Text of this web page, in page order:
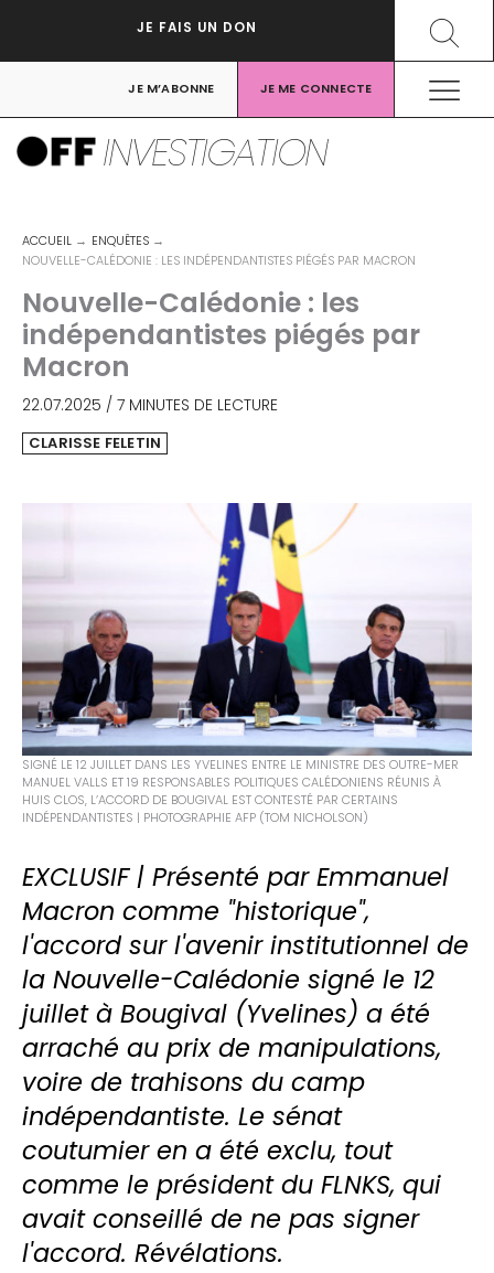
JE FAIS UN DON
JE M’ABONNE JE ME CONNECTE
INVESTIGATION
ACCUEIL
ENQUÊTES
NOUVELLE-CALÉDONIE : LES INDÉPENDANTISTES PIÉGÉS PAR MACRON
Nouvelle-Calédonie : les
indépendantistes piégés par
Macron
22.07.2025 / 7 MINUTES DE LECTURE
CLARISSE FELETIN
SIGNÉ LE 12 JUILLET DANS LES YVELINES ENTRE LE MINISTRE DES OUTRE-MER
MANUEL VALLS ET 19 RESPONSABLES POLITIQUES CALÉDONIENS RÉUNIS À
HUIS CLOS, L’ACCORD DE BOUGIVAL EST CONTESTÉ PAR CERTAINS
INDÉPENDANTISTES | PHOTOGRAPHIE AFP (TOM NICHOLSON)
EXCLUSIF | Présenté par Emmanuel
Macron comme "historique",
l'accord sur l'avenir institutionnel de
la Nouvelle-Calédonie signé le 12
juillet à Bougival (Yvelines) a été
arraché au prix de manipulations,
voire de trahisons du camp
indépendantiste. Le sénat
coutumier en a été exclu, tout
comme le président du FLNKS, qui
avait conseillé de ne pas signer
l'accord. Révélations.